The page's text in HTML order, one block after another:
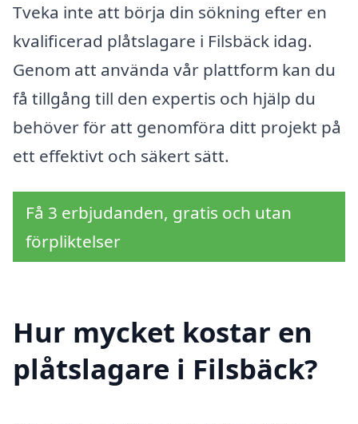
Tveka inte att börja din sökning efter en
kvalificerad plåtslagare i Filsbäck idag.
Genom att använda vår plattform kan du
få tillgång till den expertis och hjälp du
behöver för att genomföra ditt projekt på
ett effektivt och säkert sätt.
Få 3 erbjudanden, gratis och utan
förpliktelser
Hur mycket kostar en
plåtslagare i Filsbäck?